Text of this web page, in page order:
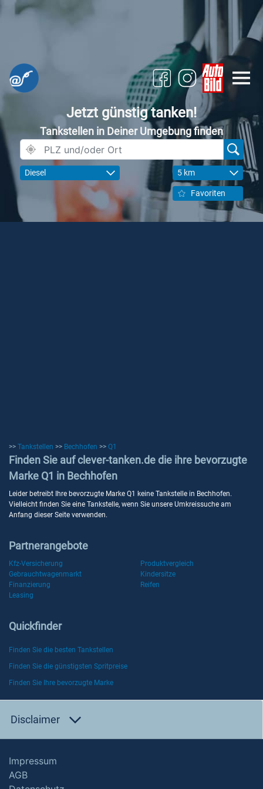
Jetzt günstig tanken!
Tankstellen in Deiner Umgebung finden
Diesel 5 km
Favoriten
>> Tankstellen >> Bechhofen >> Q1
Finden Sie auf clever-tanken.de die ihre bevorzugte
Marke Q1 in Bechhofen
Leider betreibt Ihre bevorzugte Marke Q1 keine Tankstelle in Bechhofen.
Vielleicht finden Sie eine Tankstelle, wenn Sie unsere Umkreissuche am
Anfang dieser Seite verwenden.
Partnerangebote
Kfz-Versicherung
Produktvergleich
Gebrauchtwagenmarkt
Kindersitze
Finanzierung
Reifen
Leasing
Quickfinder
Finden Sie die besten Tankstellen
Finden Sie die günstigsten Spritpreise
Finden Sie Ihre bevorzugte Marke
Disclaimer
Impressum
AGB